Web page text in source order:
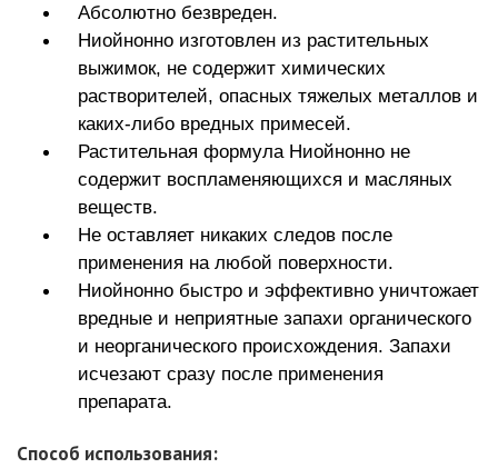
Абсолютно безвреден.
Ниойнонно изготовлен из растительных
выжимок, не содержит химических
растворителей, опасных тяжелых металлов и
каких-либо вредных примесей.
Растительная формула Ниойнонно не
содержит воспламеняющихся и масляных
веществ.
Не оставляет никаких следов после
применения на любой поверхности.
Ниойнонно быстро и эффективно уничтожает
вредные и неприятные запахи органического
и неорганического происхождения. Запахи
исчезают сразу после применения
препарата.
Способ использования: